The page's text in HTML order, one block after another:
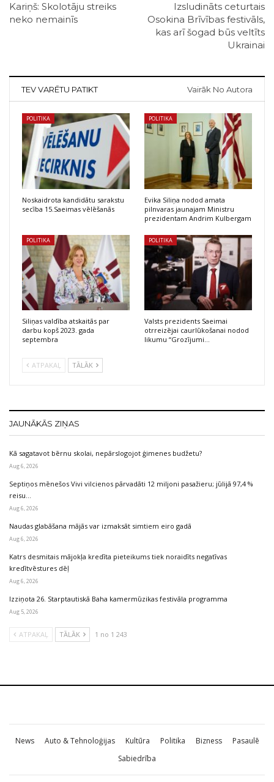
Kariņš: Skolotāju streiks
neko nemainīs
Izsludināts ceturtais
Osokina Brīvības festivāls,
kas arī šogad būs veltīts
Ukrainai
TEV VARĒTU PATIKT Vairāk No Autora
POLITIKA
Noskaidrota kandidātu sarakstu
secība 15.Saeimas vēlēšanās
POLITIKA
Evika Siliņa nodod amata
pilnvaras jaunajam Ministru
prezidentam Andrim Kulbergam
POLITIKA
Siliņas valdība atskaitās par
darbu kopš 2023. gada
septembra
POLITIKA
Valsts prezidents Saeimai
otrreizējai caurlūkošanai nodod
likumu “Grozījumi…
ATPAKAĻ TĀLĀK
JAUNĀKĀS ZIŅAS
Kā sagatavot bērnu skolai, nepārslogojot ģimenes budžetu?
Aug 6, 2026
Septiņos mēnešos Vivi vilcienos pārvadāti 12 miljoni pasažieru; jūlijā 97,4 %
reisu…
Aug 6, 2026
Naudas glabāšana mājās var izmaksāt simtiem eiro gadā
Aug 6, 2026
Katrs desmitais mājokļa kredīta pieteikums tiek noraidīts negatīvas
kredītvēstures dēļ
Aug 6, 2026
Izziņota 26. Starptautiskā Baha kamermūzikas festivāla programma
Aug 5, 2026
ATPAKAĻ TĀLĀK 1 no 1 243
News Auto & Tehnoloģijas Kultūra Politika Bizness
Pasaulē
Sabiedrība